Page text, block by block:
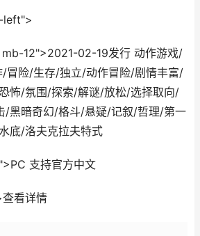
left">
12">2021-02-19发行 动作游戏/
冒险/生存/独立/动作冒险/剧情丰富/
怖/氛围/探索/解谜/放松/选择取向/
/黑暗奇幻/格斗/悬疑/记叙/哲理/第一
底/洛夫克拉夫特式
支持官方中文
看详情